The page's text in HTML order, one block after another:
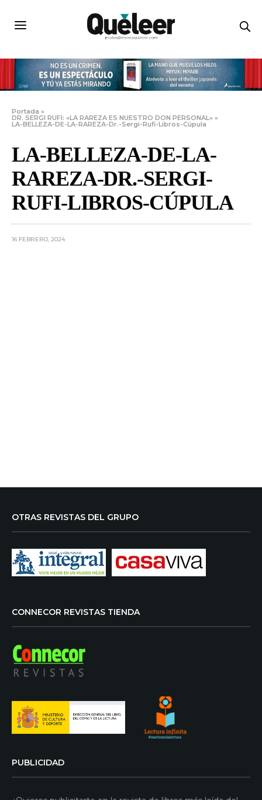
Portada »
DR. SERGI RUFI: «LA RAREZA ES NUESTRO DON PERSONAL» »
LA-BELLEZA-DE-LA-RAREZA-Dr.-Sergi-Rufi-Libros-Cúpula
LA-BELLEZA-DE-LA-
RAREZA-DR.-SERGI-
RUFI-LIBROS-CÚPULA
16 FEBRERO, 2024
OTRAS REVISTAS DEL GRUPO
CONNECOR REVISTAS TIENDA
PUBLICIDAD